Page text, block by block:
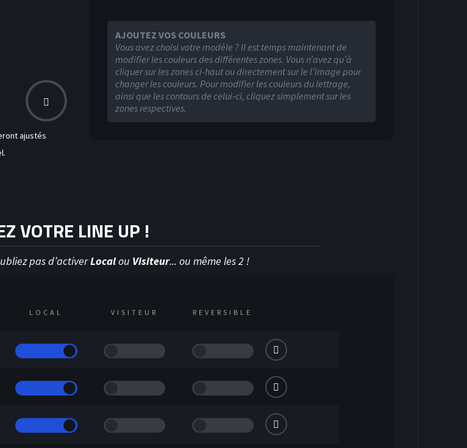
Visiteur
ajustés
AJOUTEZ VOS COULEURS
Vous avez choisi votre modèle ? Il est temps maintenant de
modifier les couleurs des différentes zones. Vous n’avez qu’à
cliquer sur les zones ci-haut ou directement sur le l’image pour
changer les couleurs. Pour modifier les couleurs du lettrage,
ainsi que les contours de celui-ci, cliquez simplement sur les
zones respectives.
VOTRE LINE UP !
pas d’activerLocalou Visiteur... ou même les 2 !
LOCAL VISITEUR REVERSIBLE